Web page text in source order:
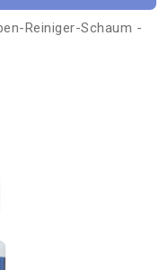
Reiniger-Schaum -